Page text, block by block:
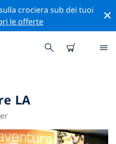
crociera sub dei tuoi
le offerte
LA